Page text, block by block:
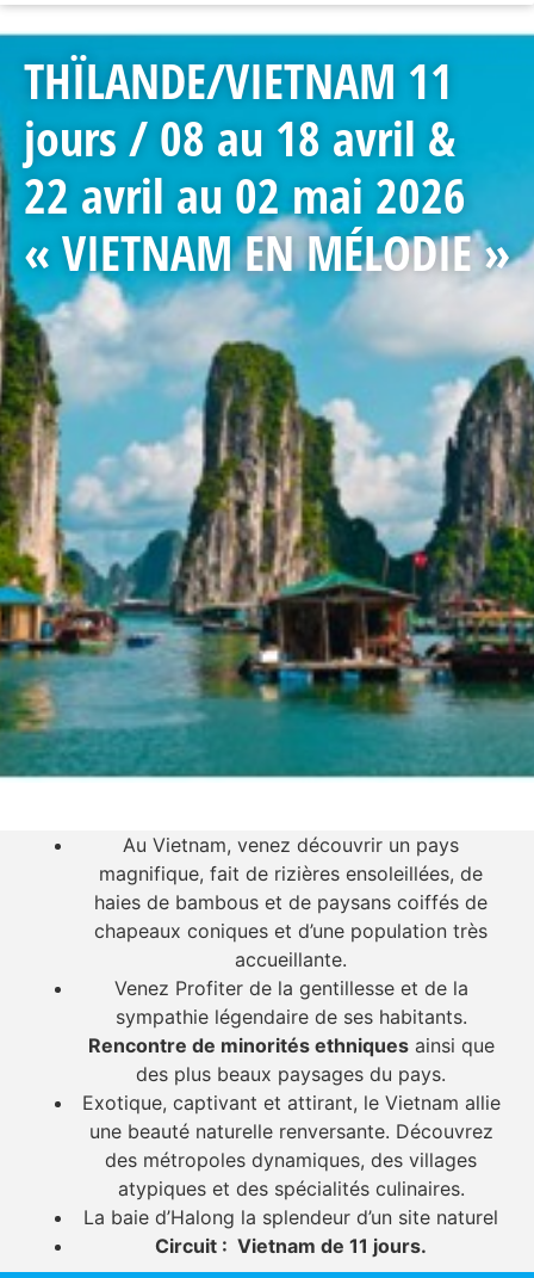
THÏLANDE/VIETNAM 11
jours / 08 au 18 avril &
22 avril au 02 mai 2026
« VIETNAM EN MÉLODIE »
Au Vietnam, venez découvrir un pays
magnifique, fait de rizières ensoleillées, de
haies de bambous et de paysans coiffés de
chapeaux coniques et d’une population très
accueillante.
Venez Profiter de la gentillesse et de la
sympathie légendaire de ses habitants.
Rencontre de minorités ethniquesainsi que
des plus beaux paysages du pays.
Exotique, captivant et attirant, le Vietnam allie
une beauté naturelle renversante. Découvrez
des métropoles dynamiques, des villages
atypiques et des spécialités culinaires.
La baie d’Halong la splendeur d’un site naturel
Circuit : Vietnam de 11 jours.